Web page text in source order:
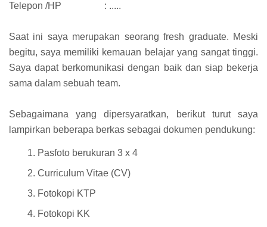
Telepon /HP
: .....
Saat ini saya merupakan seorang fresh graduate. Meski
begitu, saya memiliki kemauan belajar yang sangat tinggi.
Saya dapat berkomunikasi dengan baik dan siap bekerja
sama dalam sebuah team.
Sebagaimana yang dipersyaratkan, berikut turut saya
lampirkan beberapa berkas sebagai dokumen pendukung:
Pasfoto berukuran 3 x 4
Curriculum Vitae (CV)
Fotokopi KTP
Fotokopi KK